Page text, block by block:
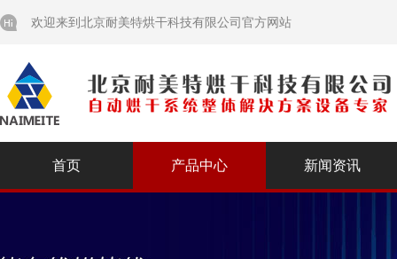
欢迎来到北京耐美特烘干科技有限公司官方网站
首页 产品中心 新闻资讯